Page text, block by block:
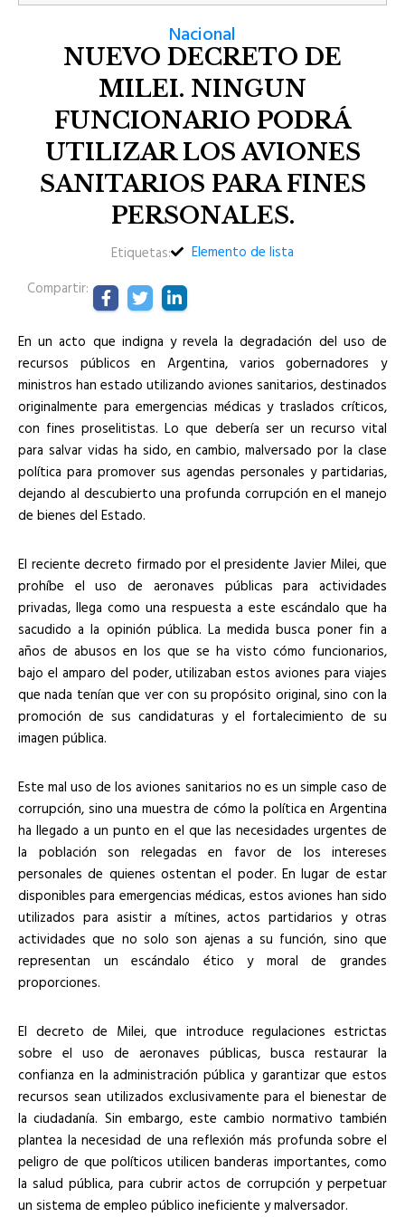
Nacional
NUEVO DECRETO DE
MILEI. NINGUN
FUNCIONARIO PODRÁ
UTILIZAR LOS AVIONES
SANITARIOS PARA FINES
PERSONALES.
Etiquetas:
Elemento de lista
Compartir:
En un acto que indigna y revela la degradación del uso de
recursos públicos en Argentina, varios gobernadores y
ministros han estado utilizando aviones sanitarios, destinados
originalmente para emergencias médicas y traslados críticos,
con fines proselitistas. Lo que debería ser un recurso vital
para salvar vidas ha sido, en cambio, malversado por la clase
política para promover sus agendas personales y partidarias,
dejando al descubierto una profunda corrupción en el manejo
de bienes del Estado.
El reciente decreto firmado por el presidente Javier Milei, que
prohíbe el uso de aeronaves públicas para actividades
privadas, llega como una respuesta a este escándalo que ha
sacudido a la opinión pública. La medida busca poner fin a
años de abusos en los que se ha visto cómo funcionarios,
bajo el amparo del poder, utilizaban estos aviones para viajes
que nada tenían que ver con su propósito original, sino con la
promoción de sus candidaturas y el fortalecimiento de su
imagen pública.
Este mal uso de los aviones sanitarios no es un simple caso de
corrupción, sino una muestra de cómo la política en Argentina
ha llegado a un punto en el que las necesidades urgentes de
la población son relegadas en favor de los intereses
personales de quienes ostentan el poder. En lugar de estar
disponibles para emergencias médicas, estos aviones han sido
utilizados para asistir a mítines, actos partidarios y otras
actividades que no solo son ajenas a su función, sino que
representan un escándalo ético y moral de grandes
proporciones.
El decreto de Milei, que introduce regulaciones estrictas
sobre el uso de aeronaves públicas, busca restaurar la
confianza en la administración pública y garantizar que estos
recursos sean utilizados exclusivamente para el bienestar de
la ciudadanía. Sin embargo, este cambio normativo también
plantea la necesidad de una reflexión más profunda sobre el
peligro de que políticos utilicen banderas importantes, como
la salud pública, para cubrir actos de corrupción y perpetuar
un sistema de empleo público ineficiente y malversador.